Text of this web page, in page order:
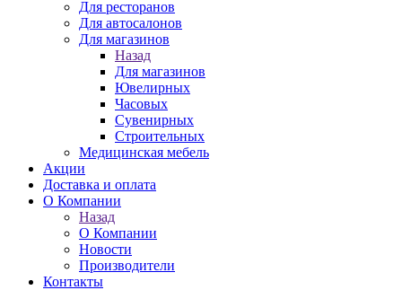
Для ресторанов
Для автосалонов
Для магазинов
Назад
Для магазинов
Ювелирных
Часовых
Сувенирных
Строительных
Медицинская мебель
Акции
Доставка и оплата
О Компании
Назад
О Компании
Новости
Производители
Контакты